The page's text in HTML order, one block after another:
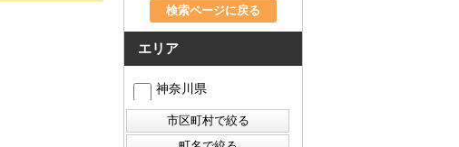
検索ページに戻る
エリア
神奈川県